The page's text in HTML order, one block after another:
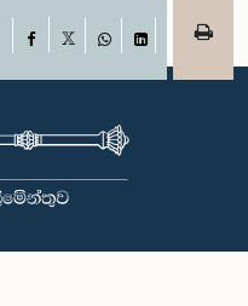
Facebook
WhatsAppLinkedIn